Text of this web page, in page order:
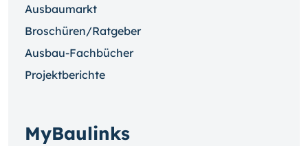
Ausbaumarkt
Broschüren/Ratgeber
Ausbau-Fachbücher
Projektberichte
MyBaulinks